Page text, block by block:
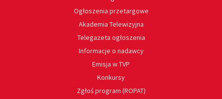
Ogłoszenia przetargowe
Akademia Telewizyjna
Telegazeta ogłoszenia
Informacje o nadawcy
Emisja w TVP
Konkursy
Zgłoś program (ROPAT)